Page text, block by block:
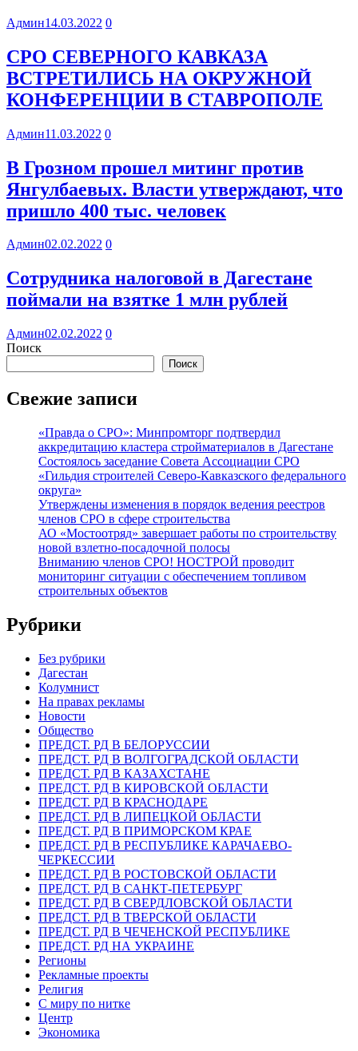
Админ14.03.2022 0
СРО СЕВЕРНОГО КАВКАЗА
ВСТРЕТИЛИСЬ НА ОКРУЖНОЙ
КОНФЕРЕНЦИИ В СТАВРОПОЛЕ
Админ11.03.2022 0
В Грозном прошел митинг против
Янгулбаевых. Власти утверждают, что
пришло 400 тыс. человек
Админ02.02.2022 0
Сотрудника налоговой в Дагестане
поймали на взятке 1 млн рублей
Админ02.02.2022 0
Поиск
Поиск
Свежие записи
«Правда о СРО»: Минпромторг подтвердил
аккредитацию кластера стройматериалов в Дагестане
Состоялось заседание Совета Ассоциации СРО
«Гильдия строителей Северо-Кавказского федерального
округа»
Утверждены изменения в порядок ведения реестров
членов СРО в сфере строительства
АО «Мостоотряд» завершает работы по строительству
новой взлетно-посадочной полосы
Вниманию членов СРО! НОСТРОЙ проводит
мониторинг ситуации с обеспечением топливом
строительных объектов
Рубрики
Без рубрики
Дагестан
Колумнист
На правах рекламы
Новости
Общество
ПРЕДСТ. РД В БЕЛОРУССИИ
ПРЕДСТ. РД В ВОЛГОГРАДСКОЙ ОБЛАСТИ
ПРЕДСТ. РД В КАЗАХСТАНЕ
ПРЕДСТ. РД В КИРОВСКОЙ ОБЛАСТИ
ПРЕДСТ. РД В КРАСНОДАРЕ
ПРЕДСТ. РД В ЛИПЕЦКОЙ ОБЛАСТИ
ПРЕДСТ. РД В ПРИМОРСКОМ КРАЕ
ПРЕДСТ. РД В РЕСПУБЛИКЕ КАРАЧАЕВО-
ЧЕРКЕССИИ
ПРЕДСТ. РД В РОСТОВСКОЙ ОБЛАСТИ
ПРЕДСТ. РД В САНКТ-ПЕТЕРБУРГ
ПРЕДСТ. РД В СВЕРДЛОВСКОЙ ОБЛАСТИ
ПРЕДСТ. РД В ТВЕРСКОЙ ОБЛАСТИ
ПРЕДСТ. РД В ЧЕЧЕНСКОЙ РЕСПУБЛИКЕ
ПРЕДСТ. РД НА УКРАИНЕ
Регионы
Рекламные проекты
Религия
С миру по нитке
Центр
Экономика